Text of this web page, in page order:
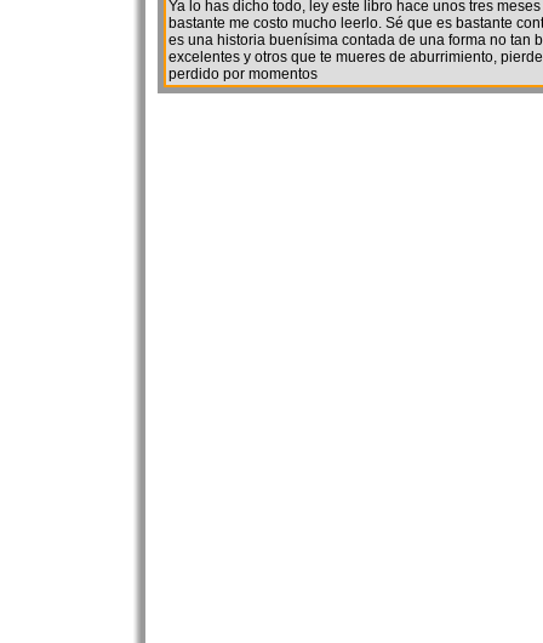
Ya lo has dicho todo, ley este libro hace unos tres
bastante me costo mucho leerlo. Sé que es bastante
es una historia buenísima contada de una forma no tan
excelentes y otros que te mueres de aburrimiento,
perdido por momentos